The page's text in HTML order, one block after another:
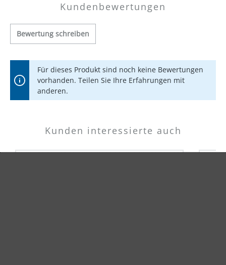
Kundenbewertungen
Bewertung schreiben
Für dieses Produkt sind noch keine Bewertungen
vorhanden. Teilen Sie Ihre Erfahrungen mit
anderen.
Kunden interessierte auch